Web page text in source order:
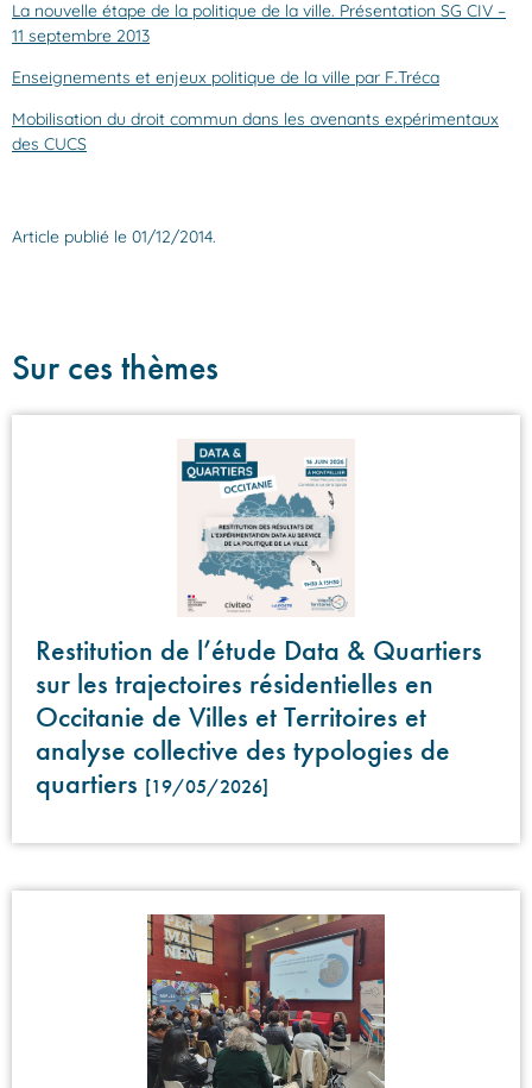
La nouvelle étape de la politique de la ville. Présentation SG CIV –
11 septembre 2013
Enseignements et enjeux politique de la ville par F.Tréca
Mobilisation du droit commun dans les avenants expérimentaux
des CUCS
Article publié le 01/12/2014.
Sur ces thèmes
Restitution de l’étude Data & Quartiers
sur les trajectoires résidentielles en
Occitanie de Villes et Territoires et
analyse collective des typologies de
quartiers [19/05/2026]